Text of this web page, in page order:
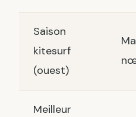
Saison
kitesurf
(ouest)
Meilleur